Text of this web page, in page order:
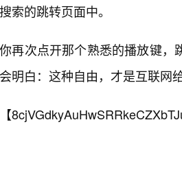
索的跳转页面中。
再次点开那个熟悉的播放键
明白：这种自由，才是互联网